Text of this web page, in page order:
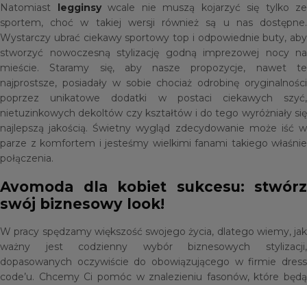
Natomiast
legginsywcale nie muszą kojarzyć się tylko ze
sportem, choć w takiej wersji również są u nas dostępne.
Wystarczy ubrać ciekawy sportowy top i odpowiednie buty, aby
stworzyć nowoczesną stylizację godną imprezowej nocy na
mieście. Staramy się, aby nasze propozycje, nawet te
najprostsze, posiadały w sobie chociaż odrobinę oryginalności
poprzez unikatowe dodatki w postaci ciekawych szyć,
nietuzinkowych dekoltów czy kształtów i do tego wyróżniały się
najlepszą jakością. Świetny wygląd zdecydowanie może iść w
parze z komfortem i jesteśmy wielkimi fanami takiego właśnie
połączenia.
Avomoda dla kobiet sukcesu: stwórz
swój biznesowy look!
W pracy spędzamy większość swojego życia, dlatego wiemy, jak
ważny jest codzienny wybór biznesowych stylizacji,
dopasowanych oczywiście do obowiązującego w firmie dress
code’u. Chcemy Ci pomóc w znalezieniu fasonów, które będą